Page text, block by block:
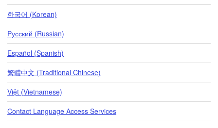
한국어 (Korean)
Pусский (Russian)
Español (Spanish)
繁體中文 (Traditional Chinese)
Việt (Vietnamese)
Contact Language Access Services